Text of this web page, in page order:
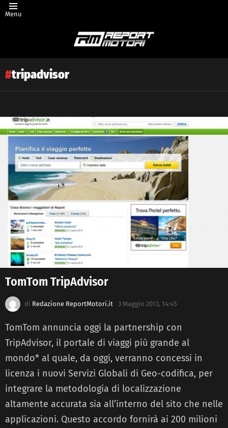
Menu
tripadvisor
Latest
story
TomTom TripAdvisor
di Redazione ReportMotori.it 3 Maggio 2013, 14:45
TomTom annuncia oggi la partnership con
TripAdvisor, il portale di viaggi più grande al
mondo* al quale, da oggi, verranno concessi in
licenza i nuovi Servizi Globali di Geo-codifica, per
integrare la metodologia di localizzazione
altamente accurata sia all’interno del sito che nelle
applicazioni. Questo accordo fornirà ai 200 milioni